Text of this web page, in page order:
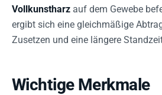
Vollkunstharz auf dem Gewebe
ergibt sich eine gleichmäßige
Zusetzen und eine längere
Wichtige Merkmale